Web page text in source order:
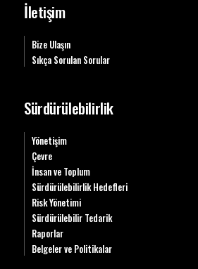
İletişim
Bize Ulaşın
Sıkça Sorulan Sorular
Sürdürülebilirlik
Yönetişim
Çevre
İnsan ve Toplum
Sürdürülebilirlik Hedefleri
Risk Yönetimi
Sürdürülebilir Tedarik
Raporlar
Belgeler ve Politikalar